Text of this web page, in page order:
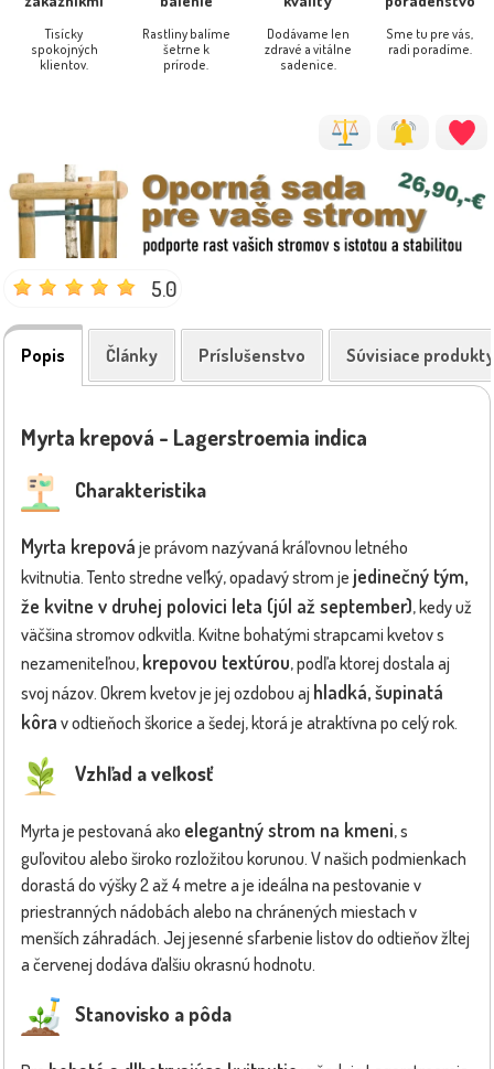
Tisícky
spokojných
klientov.
Rastliny balíme
šetrne k
prírode.
Dodávame len
zdravé a vitálne
sadenice.
Sme tu pre vás,
radi poradíme.
5.0
Popis Články Príslušenstvo Súvisiace produkty
Myrta krepová - Lagerstroemia indica
Charakteristika
Myrta krepová je právom nazývaná kráľovnou letného
kvitnutia. Tento stredne veľký, opadavý strom je jedinečný tým,
že kvitne v druhej polovici leta (júl až september), kedy už
väčšina stromov odkvitla. Kvitne bohatými strapcami kvetov s
nezameniteľnou, krepovou textúrou, podľa ktorej dostala aj
svoj názov. Okrem kvetov je jej ozdobou aj hladká, šupinatá
kôra v odtieňoch škorice a šedej, ktorá je atraktívna po celý rok.
Vzhľad a veľkosť
Myrta je pestovaná ako elegantný strom na kmeni, s
guľovitou alebo široko rozložitou korunou. V našich podmienkach
dorastá do výšky 2 až 4 metre a je ideálna na pestovanie v
priestranných nádobách alebo na chránených miestach v
menších záhradách. Jej jesenné sfarbenie listov do odtieňov žltej
a červenej dodáva ďalšiu okrasnú hodnotu.
Stanovisko a pôda